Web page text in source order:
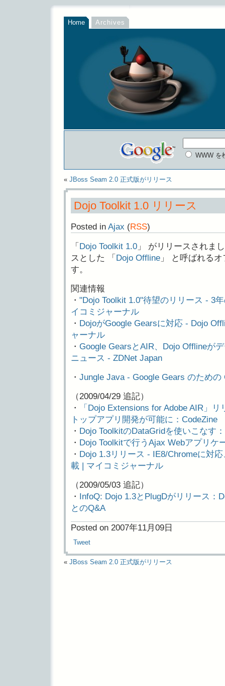
Home Archives
WWW を
« JBoss Seam 2.0 正式版がリリース
Dojo Toolkit 1.0 リリース
Posted in Ajax (RSS)
「 Dojo Toolkit 1.0 」 がリリースされま
スとした 「 Dojo Offline 」 と呼ばれる
す。
関連情報
・ "Dojo Toolkit 1.0"待望のリリース - 3
イコミジャーナル
・ DojoがGoogle Gearsに対応 - Dojo
ャーナル
・ Google GearsとAIR、Dojo Offlineが
ニュース - ZDNet Japan
・ Jungle Java - Google Gears のための
（2009/04/29 追記）
・
「Dojo Extensions for Adobe AIR」
トップアプリ開発が可能に：CodeZine
・ Dojo ToolkitのDataGridを使いこなす
・ Dojo Toolkitで行うAjax Webアプリケ
・ Dojo 1.3リリース - IE8/Chromeに対
載 | マイコミジャーナル
（2009/05/03 追記）
・ InfoQ: Dojo 1.3とPlugDがリリース：
とのQ&A
Posted on 2007年11月09日
Tweet
« JBoss Seam 2.0 正式版がリリース